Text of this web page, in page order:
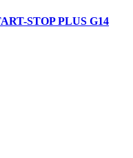
STOP PLUS G14